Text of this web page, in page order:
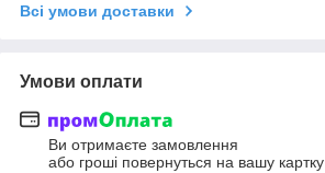
Всі умови доставки
Умови оплати
Ви отримаєте замовлення
або гроші повернуться на вашу картку